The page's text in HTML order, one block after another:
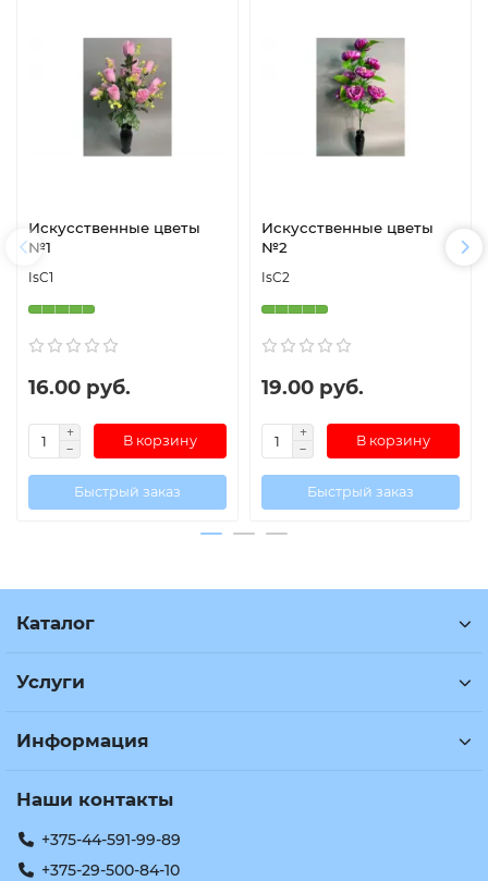
Искусственные цветы
№1
IsC1
16.00 руб.
В корзину
Быстрый заказ
Искусственные цветы
№2
IsC2
19.00 руб.
В корзину
Быстрый заказ
Каталог
Услуги
Информация
Наши контакты
+375-44-591-99-89
+375-29-500-84-10